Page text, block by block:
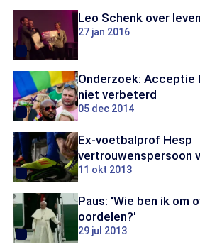
Leo Schenk over
27 jan 2016
Onderzoek: Acceptie
niet verbeterd
05 dec 2014
Ex-voetbalprof Hesp
vertrouwenspersoon
11 okt 2013
Paus: 'Wie ben ik om
oordelen?'
29 jul 2013